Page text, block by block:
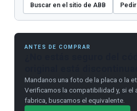
Buscar en el sitio de ABB
ANTES DE COMPRAR
Mandanos una foto de la placa o la
Verificamos la compatibilidad y, si el
fabrica, buscamos el equivalente.